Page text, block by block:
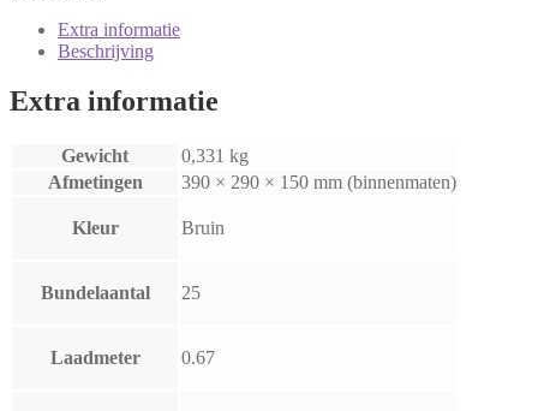
Extra informatie
Beschrijving
Extra informatie
Gewicht
0,331 kg
Afmetingen
390 × 290 × 150 mm (binnenmaten)
Kleur Bruin
Bundelaantal 25
Laadmeter 0.67